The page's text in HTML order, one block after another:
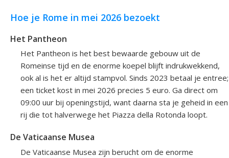
Hoe je Rome in mei 2026 bezoekt
Het Pantheon
Het Pantheon is het best bewaarde gebouw uit de
Romeinse tijd en de enorme koepel blijft indrukwekkend,
ook al is het er altijd stampvol. Sinds 2023 betaal je entree;
een ticket kost in mei 2026 precies 5 euro. Ga direct om
09:00 uur bij openingstijd, want daarna sta je geheid in een
rij die tot halverwege het Piazza della Rotonda loopt.
De Vaticaanse Musea
De Vaticaanse Musea zijn berucht om de enorme